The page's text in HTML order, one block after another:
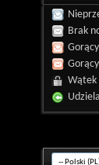
Brak
Wątek